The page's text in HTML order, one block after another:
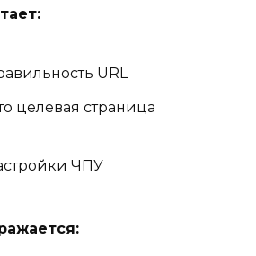
URL
целевая страница
ЧПУ